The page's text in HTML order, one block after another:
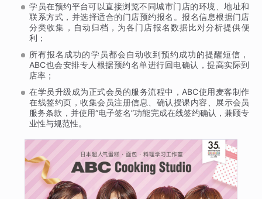
学员在预约平台可以直接浏览不同城市门店的环境、地址和
联系方式，并选择适合的门店预约报名。报名信息根据门店
分类收集，自动归档，为各门店报名数据比对分析提供便
利；
所有报名成功的学员都会自动收到预约成功的提醒短信，
ABC也会安排专人根据预约名单进行回电确认，提高实际到
店率；
在学员升级成为正式会员的服务流程中，ABC使用麦客制作
在线签约页，收集会员注册信息、确认授课内容、展示会员
服务条款，并使用“电子签名”功能完成在线签约确认，兼顾专
业性与规范性。